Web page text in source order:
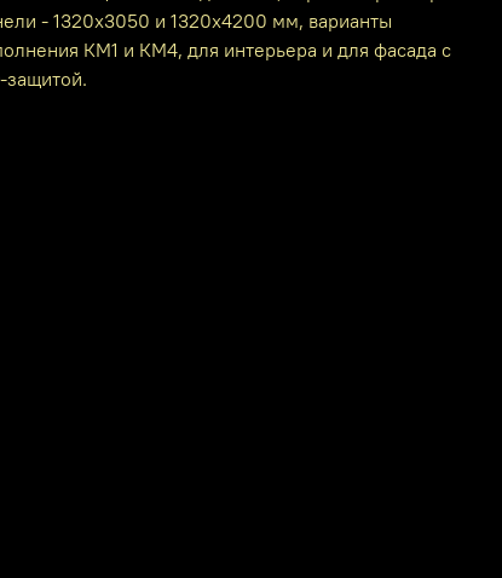
- 1320х3050 и 1320х4200 мм, варианты
КМ1 и КМ4, для интерьера и для фасада с